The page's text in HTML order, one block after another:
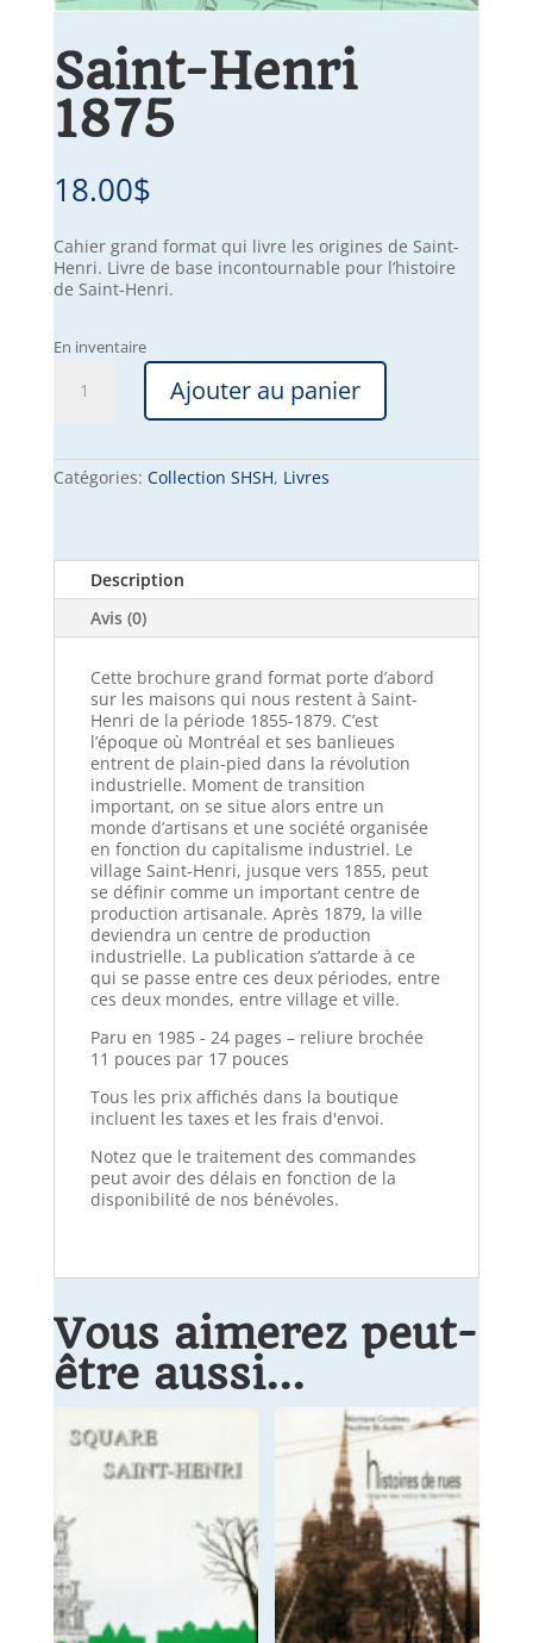
Saint-Henri
1875
18.00$
Cahier grand format qui livre les origines de Saint-
Henri. Livre de base incontournable pour l’histoire
de Saint-Henri.
En inventaire
Ajouter au panier
Catégories: Collection SHSH, Livres
Description
Avis (0)
Cette brochure grand format porte d’abord
sur les maisons qui nous restent à Saint-
Henri de la période 1855-1879. C’est
l’époque où Montréal et ses banlieues
entrent de plain-pied dans la révolution
industrielle. Moment de transition
important, on se situe alors entre un
monde d’artisans et une société organisée
en fonction du capitalisme industriel. Le
village Saint-Henri, jusque vers 1855, peut
se définir comme un important centre de
production artisanale. Après 1879, la ville
deviendra un centre de production
industrielle. La publication s’attarde à ce
qui se passe entre ces deux périodes, entre
ces deux mondes, entre village et ville.
Paru en 1985 - 24 pages – reliure brochée
11 pouces par 17 pouces
Tous les prix affichés dans la boutique
incluent les taxes et les frais d'envoi.
Notez que le traitement des commandes
peut avoir des délais en fonction de la
disponibilité de nos bénévoles.
Vous aimerez peut-
être aussi…